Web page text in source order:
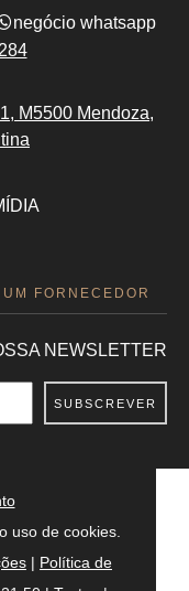
negócio whatsapp
M5500 Mendoza,
FORNECEDOR
NEWSLETTER
SUBSCREVER
uso de cookies.
| Política de